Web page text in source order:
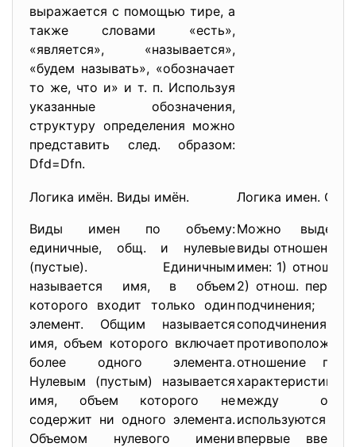
выражается с помощью тире, а
также словами «есть»,
«является», «называется»,
«будем называть», «обозначает
то же, что и» и т. п. Используя
указанные обозначения,
структуру определения можно
представить след. образом:
Dfd=Dfn.
Логика имён. Виды имён.
Виды имен по объему:
единичные, общ. и нулевые
(пустые). Единичным
называется имя, в объем
которого входит только один
элемент. Общим называется
имя, объем которого включает
более одного элемента.
Нулевым (пустым) называется
имя, объем которого не
содержит ни одного элемента.
Объемом нулевого имени
Логика имен.
Можно
виды отношений
имен: 1) отнош.
2) отнош.
отношение
между
используются
впервые